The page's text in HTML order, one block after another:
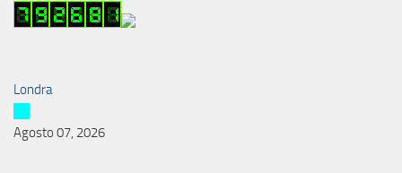
Londra
Agosto 07, 2026